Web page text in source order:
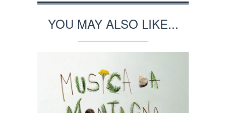
YOU MAY ALSO LIKE...